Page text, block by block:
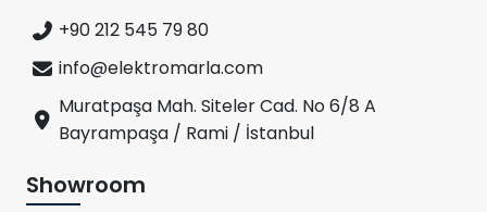
+90 212 545 79 80
info@elektromarla.com
Muratpaşa Mah. Siteler Cad. No 6/8 A
Bayrampaşa / Rami / İstanbul
Showroom